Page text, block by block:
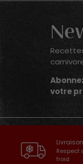
votre
Respect
froid